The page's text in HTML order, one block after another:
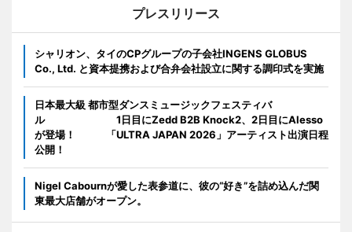
プレスリリース
シャリオン、タイのCPグループの子会社INGENS GLOBUS
Co., Ltd. と資本提携および合弁会社設立に関する調印式を実施
日本最大級 都市型ダンスミュージックフェスティバ
ル 1日目にZedd B2B Knock2、2日目にAlesso
が登場！ 「ULTRA JAPAN 2026」アーティスト出演日程
公開！
Nigel Cabournが愛した表参道に、彼の“好き”を詰め込んだ関
東最大店舗がオープン。